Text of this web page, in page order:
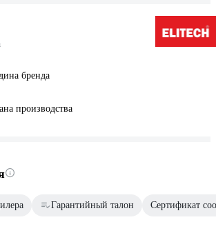
бренда
производства
Гарантийный талон Сертификат